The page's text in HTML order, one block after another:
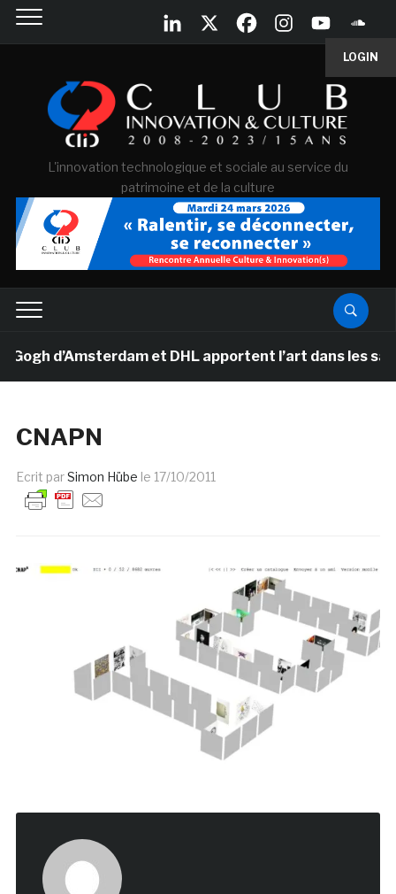
LOGIN
L'innovation technologique et sociale au service du
patrimoine et de la culture
d’Amsterdam et DHL apportent l’art dans les salles
CNAPN
Ecrit parSimon Hübe le 17/10/2011